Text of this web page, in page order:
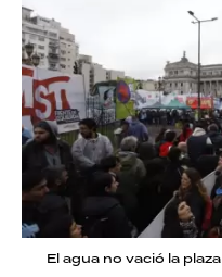
El agua no vació la plaza